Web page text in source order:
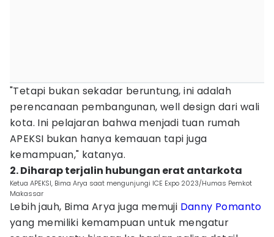
"Tetapi bukan sekadar beruntung, ini adalah
perencanaan pembangunan, well design dari wali
kota. Ini pelajaran bahwa menjadi tuan rumah
APEKSI bukan hanya kemauan tapi juga
kemampuan," katanya.
2. Diharap terjalin hubungan erat antarkota
Ketua APEKSI, Bima Arya saat mengunjungi ICE Expo 2023/Humas Pemkot
Makassar
Lebih jauh, Bima Arya juga memuji Danny Pomanto
yang memiliki kemampuan untuk mengatur